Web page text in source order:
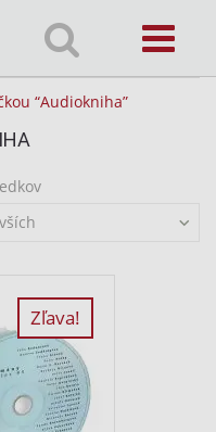
“Audiokniha”
Zoradené
Zľava!